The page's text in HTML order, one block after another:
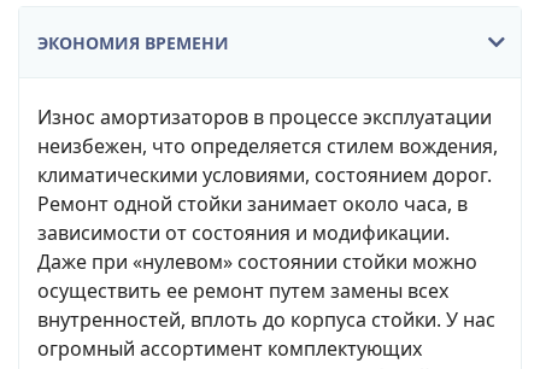
ЭКОНОМИЯ ВРЕМЕНИ
Износ амортизаторов в процессе эксплуатации
неизбежен, что определяется стилем вождения,
климатическими условиями, состоянием дорог.
Ремонт одной стойки занимает около часа, в
зависимости от состояния и модификации.
Даже при «нулевом» состоянии стойки можно
осуществить ее ремонт путем замены всех
внутренностей, вплоть до корпуса стойки. У нас
огромный ассортимент комплектующих